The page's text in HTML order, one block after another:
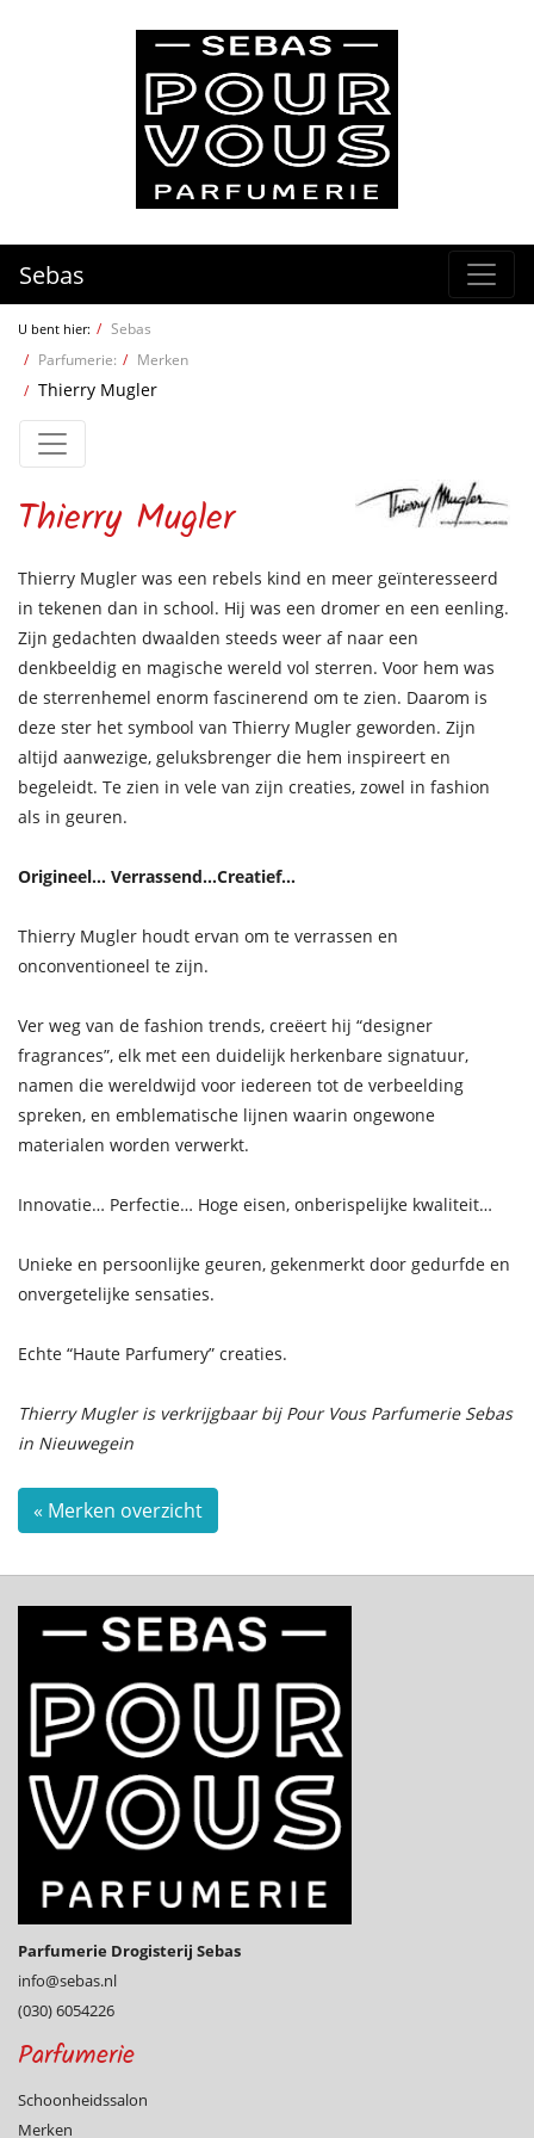
Sebas
U bent hier:
Sebas
Parfumerie:
Merken
Thierry Mugler
Thierry Mugler
Thierry Mugler was een rebels kind en meer geïnteresseerd
in tekenen dan in school. Hij was een dromer en een eenling.
Zijn gedachten dwaalden steeds weer af naar een
denkbeeldig en magische wereld vol sterren. Voor hem was
de sterrenhemel enorm fascinerend om te zien. Daarom is
deze ster het symbool van Thierry Mugler geworden. Zijn
altijd aanwezige, geluksbrenger die hem inspireert en
begeleidt. Te zien in vele van zijn creaties, zowel in fashion
als in geuren.
Origineel… Verrassend…Creatief…
Thierry Mugler houdt ervan om te verrassen en
onconventioneel te zijn.
Ver weg van de fashion trends, creëert hij “designer
fragrances”, elk met een duidelijk herkenbare signatuur,
namen die wereldwijd voor iedereen tot de verbeelding
spreken, en emblematische lijnen waarin ongewone
materialen worden verwerkt.
Innovatie… Perfectie… Hoge eisen, onberispelijke kwaliteit…
Unieke en persoonlijke geuren, gekenmerkt door gedurfde en
onvergetelijke sensaties.
Echte “Haute Parfumery” creaties.
Thierry Mugler is verkrijgbaar bij Pour Vous Parfumerie Sebas
in Nieuwegein
« Merken overzicht
Parfumerie Drogisterij Sebas
info@­sebas.nl
(030) 6054226
Parfumerie
Schoonheidssalon
Merken